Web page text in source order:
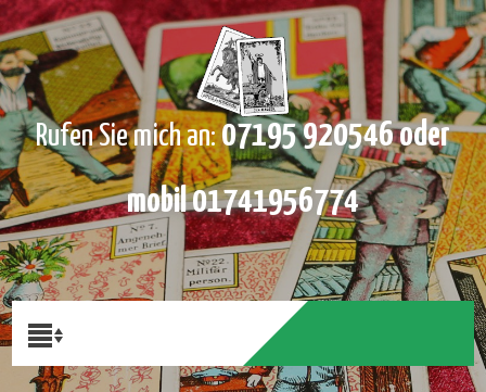
Rufen Sie mich an:07195 920546 oder
mobil 01741956774